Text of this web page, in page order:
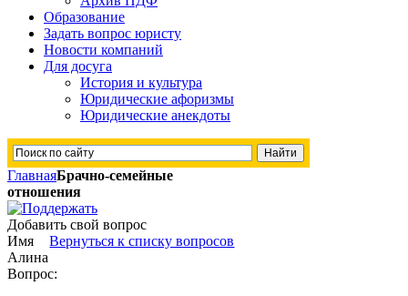
Образование
Задать вопрос юристу
Новости компаний
Для досуга
История и культура
Юридические афоризмы
Юридические анекдоты
ГлавнаяБрачно-семейные
отношения
Добавить свой вопрос
Вернуться к списку вопросов
Имя
Алина
Вопрос: